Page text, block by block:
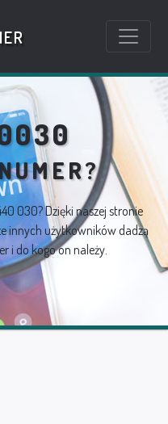
030? Dzięki naszej stronie
innych użytkowników dadzą
i do kogo on należy.